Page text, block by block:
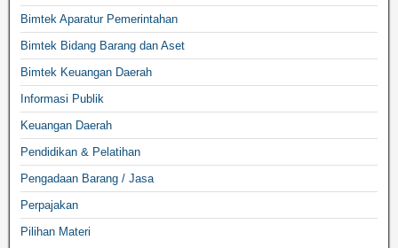
Bimtek Aparatur Pemerintahan
Bimtek Bidang Barang dan Aset
Bimtek Keuangan Daerah
Informasi Publik
Keuangan Daerah
Pendidikan & Pelatihan
Pengadaan Barang / Jasa
Perpajakan
Pilihan Materi